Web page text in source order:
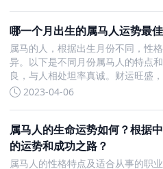
哪一个月出生的属马人运势最
属马的人，根据出生月份不同，性
异。以下是不同月份属马人的特点
良，与人相处坦率真诚。财运旺盛
刚强，爱面子，不敢勇于承认错误
2023-04-06
属马人的生命运势如何？根据
的运势和成功之路？
属马人的性格特点及适合从事的职